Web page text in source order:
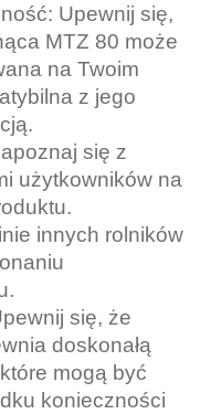
Upewnij się,
MTZ 80 może
na Twoim
z jego
się z
użytkowników na
innych rolników
się, że
doskonałą
mogą być
konieczności